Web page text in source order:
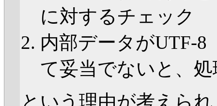
に対するチェック
内部データがUTF-8
て妥当でないと、
という理由が考えら